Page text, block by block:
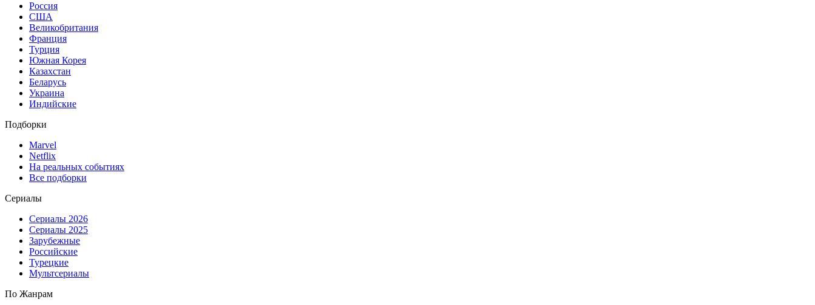
Россия
США
Великобритания
Франция
Турция
Южная Корея
Казахстан
Беларусь
Украина
Индийские
Подборки
Marvel
Netflix
На реальных событиях
Все подборки
Сериалы
Сериалы 2026
Сериалы 2025
Зарубежные
Российские
Турецкие
Мультсериалы
По Жанрам